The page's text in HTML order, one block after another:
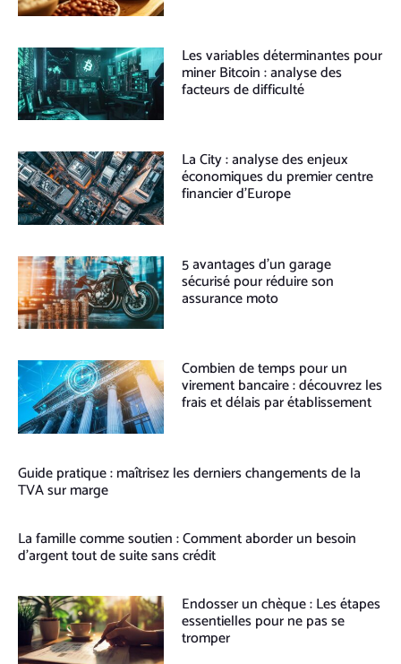
Les variables déterminantes pour
miner Bitcoin : analyse des
facteurs de difficulté
La City : analyse des enjeux
économiques du premier centre
financier d’Europe
5 avantages d’un garage
sécurisé pour réduire son
assurance moto
Combien de temps pour un
virement bancaire : découvrez les
frais et délais par établissement
Guide pratique : maîtrisez les derniers changements de la
TVA sur marge
La famille comme soutien : Comment aborder un besoin
d’argent tout de suite sans crédit
Endosser un chèque : Les étapes
essentielles pour ne pas se
tromper